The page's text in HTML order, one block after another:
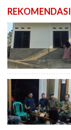
REKOMENDASI